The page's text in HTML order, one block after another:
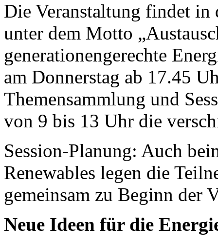
Die Veranstaltung findet in
unter dem Motto
generationengerechte
am Donnerstag ab 17.45
Themensammlung und
von 9 bis 13 Uhr die
Session-Planung: Auch
Renewables legen die
gemeinsam zu Beginn der
Neue Ideen für die